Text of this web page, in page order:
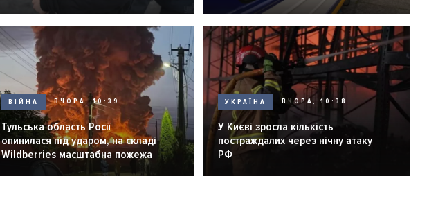
ВІЙНА ВЧОРА, 10:39
Тульська область Росії
опинилася під ударом, на складі
Wildberries масштабна пожежа
УКРАЇНА ВЧОРА, 10:38
У Києві зросла кількість
постраждалих через нічну атаку
РФ